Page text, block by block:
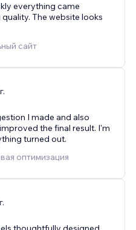
everything came
The website looks
сайт
I made and also
the final result. I'm
turned out.
оптимизация